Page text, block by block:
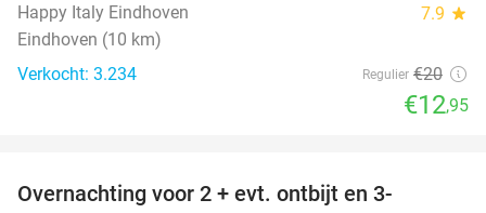
Happy Italy Eindhoven 7.9 star
Eindhoven (10 km)
Verkocht: 3.234
Regulier €20
€12,95
Overnachting voor 2 + evt. ontbijt en 3-